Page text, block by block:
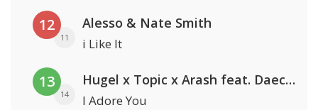
12
11
Alesso & Nate Smith
i Like It
13
14
Hugel x Topic x Arash feat. Daecolm
I Adore You